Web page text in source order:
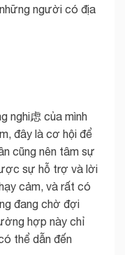
người có địa
nghi虑 của mình
đây là cơ hội để
cũng nên tâm sự
sự hỗ trợ và lời
cảm, và rất có
đang chờ đợi
hợp này chỉ
thể dẫn đến